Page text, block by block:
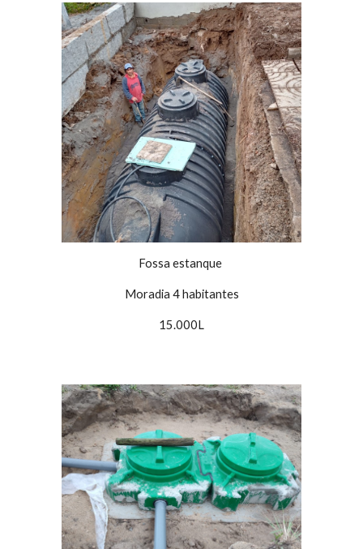
Fossa estanque
Moradia 4 habitantes
15.000L